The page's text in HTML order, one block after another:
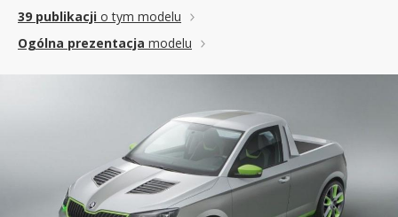
39 publikacji o tym modelu
Ogólna prezentacja modelu